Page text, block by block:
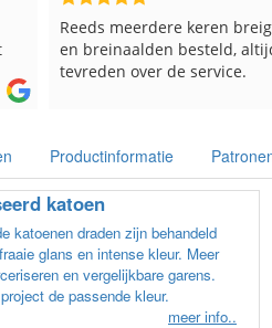
Reeds meerdere keren
en breinaalden besteld,
tevreden over de service.
Productinformatie
katoen
katoenen draden zijn behandeld
glans en intense kleur. Meer
en vergelijkbare garens.
de passende kleur.
meer info..